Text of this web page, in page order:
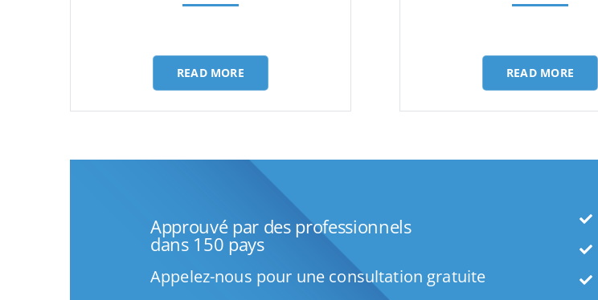
READ MORE READ MORE
Approuvé par des professionnels
dans 150 pays
Appelez-nous pour une consultation gratuite